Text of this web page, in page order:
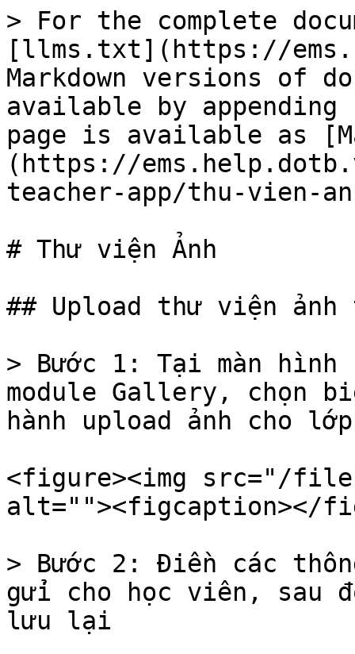
> For the complete
[llms.txt](https://
Markdown versions of
available by
page is available as
(https://
teacher-app/thu-vien-
# Thư viện Ảnh
## Upload thư viện ảnh
> Bước 1: Tại màn
module Gallery, chọn
hành upload ảnh cho
<figure><img src="/files/
alt=""><figcaption></
> Bước 2: Điền các
gửi cho học viên, sau
lưu lại